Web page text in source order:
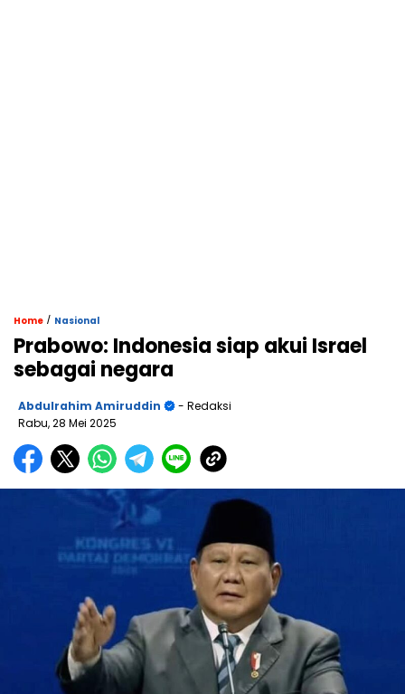
Home / Nasional
Prabowo: Indonesia siap akui Israel
sebagai negara
Abdulrahim Amiruddin
- Redaksi
Rabu, 28 Mei 2025